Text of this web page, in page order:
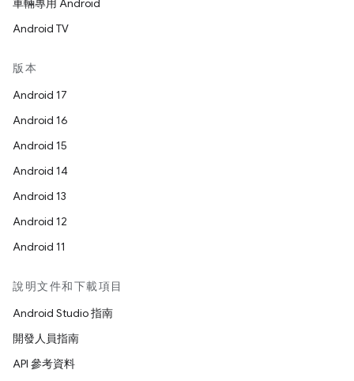
車輛專用 Android
Android TV
版本
Android 17
Android 16
Android 15
Android 14
Android 13
Android 12
Android 11
說明文件和下載項目
Android Studio 指南
開發人員指南
API 參考資料